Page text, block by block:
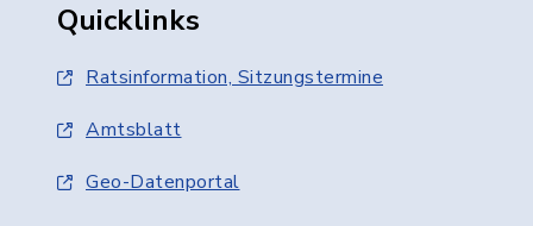
Quicklinks
Ratsinformation, Sitzungstermine
Amtsblatt
Geo-Datenportal